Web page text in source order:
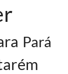
Pará